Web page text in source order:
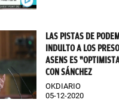
LAS PISTAS DE
INDULTO A LOS
ASENS ES
CON SÁNCHEZ
OKDIARIO
05-12-2020